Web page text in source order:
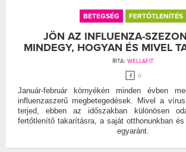
BETEGSÉG FERTŐTLENÍTÉS
JÖN AZ INFLUENZA-
MINDEGY, HOGYAN ÉS MIVEL
ÍRTA: WELL&FIT
0
Január-február környékén minden évben
influenzaszerű megbetegedések. Mivel a
terjed, ebben az időszakban különösen
fertőtlenítő takarításra, a saját otthonunkban
egyaránt.